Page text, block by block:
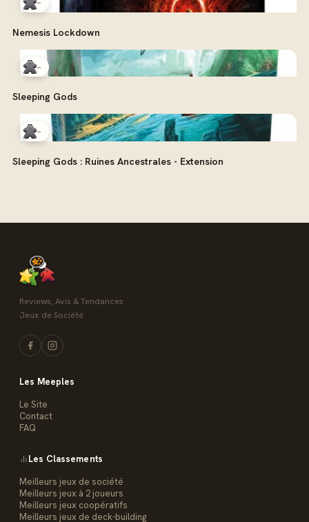
-
Nemesis Lockdown
-
Sleeping Gods
-
Sleeping Gods : Ruines Ancestrales - Extension
Reviews, Avis & Tendances
Jeux de Société
Les Meeples
Le Site
Contact
FAQ
Les Classements
Meilleurs jeux de société
Meilleurs jeux à 2 joueurs
Meilleurs jeux coopératifs
Meilleurs jeux de deck-building